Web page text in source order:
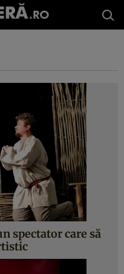
spectator care să